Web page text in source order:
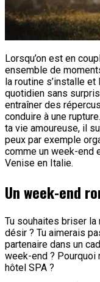
Lorsqu’on est en
ensemble de
la routine s’installe et
quotidien sans
entraîner des
conduire à une
ta vie amoureuse, il
peux par exemple
comme un week-end
Venise en Italie.
Un week-end
Tu souhaites briser
désir ? Tu aimerais
partenaire dans un
week-end ? Pourquoi
hôtel SPA ?